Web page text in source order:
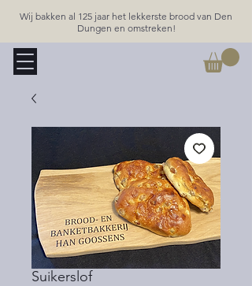
Wij bakken al 125 jaar het lekkerste brood van Den
Dungen en omstreken!
Suikerslof